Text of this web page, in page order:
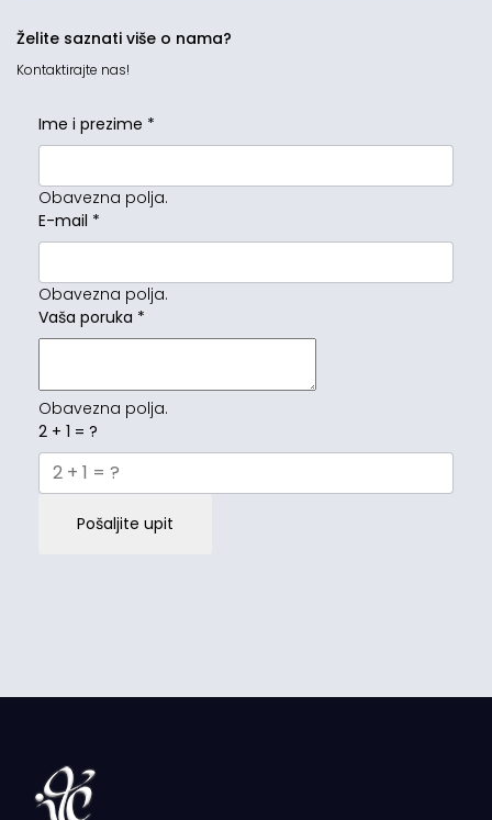
Želite saznati više o nama?
Kontaktirajte nas!
Ime i prezime *
Obavezna polja.
E-mail *
Obavezna polja.
Vaša poruka *
Obavezna polja.
2 + 1 = ?
Pošaljite upit